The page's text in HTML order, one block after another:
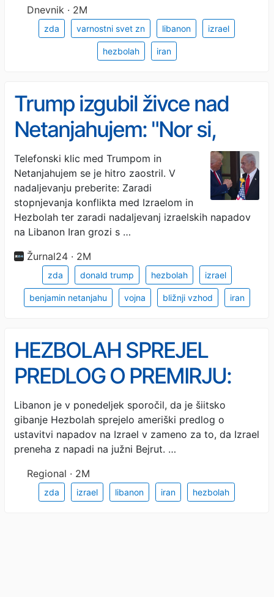
Dnevnik · 2M
zda varnostni svet zn libanon izrael
hezbolah iran
Trump izgubil živce nad
Netanjahujem: "Nor si,
brez mene bi bil v zaporu!"
Telefonski klic med Trumpom in
Netanjahujem se je hitro zaostril. V
nadaljevanju preberite: Zaradi
stopnjevanja konflikta med Izraelom in
Hezbolah ter zaradi nadaljevanj izraelskih napadov
na Libanon Iran grozi s …
Žurnal24 · 2M
zda donald trump hezbolah izrael
benjamin netanjahu vojna bližnji vzhod iran
HEZBOLAH SPREJEL
PREDLOG O PREMIRJU:
Napadi z Izraelom se kljub
temu nadaljujejo
Libanon je v ponedeljek sporočil, da je šiitsko
gibanje Hezbolah sprejelo ameriški predlog o
ustavitvi napadov na Izrael v zameno za to, da Izrael
preneha z napadi na južni Bejrut. …
Regional · 2M
zda izrael libanon iran hezbolah